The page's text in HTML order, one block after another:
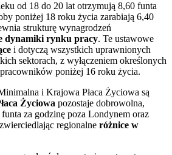
od 18 do 20 lat otrzymują 8,60 funta
poniżej 18 roku życia zarabiają 6,40
strukturę wynagrodzeń
dynamiki rynku pracy. Te ustawowe
i dotyczą wszystkich uprawnionych
sektorach, z wyłączeniem określonych
poniżej 16 roku życia.
i Krajowa Płaca Życiowa są
Życiowa pozostaje dobrowolna,
za godzinę poza Londynem oraz
regionalne różnice w